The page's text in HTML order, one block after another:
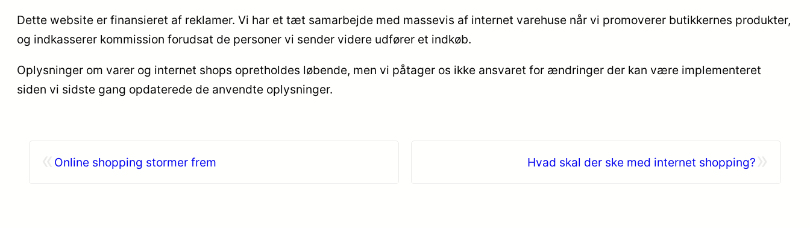
Dette website er finansieret af reklamer. Vi har et tæt samarbejde med massevis af internet varehuse når vi promoverer butikkernes produkter,
og indkasserer kommission forudsat de personer vi sender videre udfører et indkøb.
Oplysninger om varer og internet shops opretholdes løbende, men vi påtager os ikke ansvaret for ændringer der kan være implementeret
siden vi sidste gang opdaterede de anvendte oplysninger.
Online shopping stormer frem Hvad skal der ske med internet shopping?